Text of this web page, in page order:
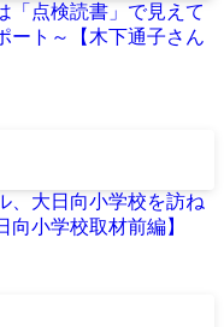
点検読書」で見えて
ート～【木下通子さん
、大日向小学校を訪ね
小学校取材前編】